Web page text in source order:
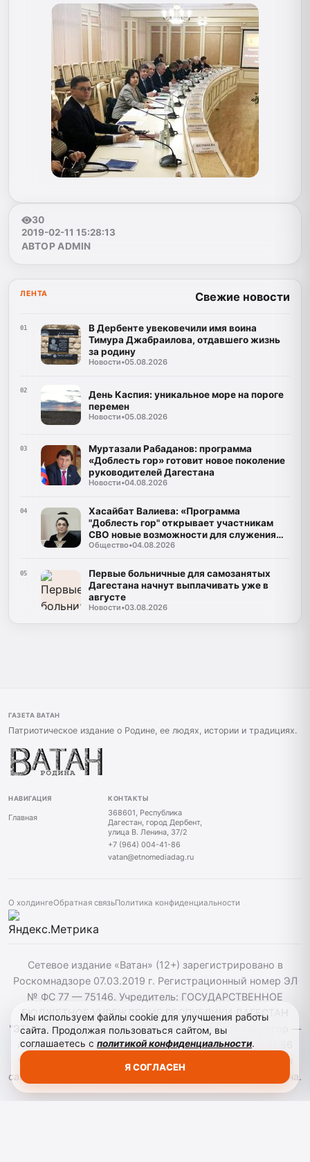
30
2019-02-11 15:28:13
АВТОР ADMIN
ЛЕНТА Свежие новости
01
В Дербенте увековечили имя воина
Тимура Джабраилова, отдавшего жизнь
за родину
Новости•05.08.2026
02
День Каспия: уникальное море на пороге
перемен
Новости•05.08.2026
03
Муртазали Рабаданов: программа
«Доблесть гор» готовит новое поколение
руководителей Дагестана
Новости•04.08.2026
04
Хасайбат Валиева: «Программа
"Доблесть гор" открывает участникам
СВО новые возможности для служения
Дагестану»
Общество•04.08.2026
05
Первые больничные для самозанятых
Дагестана начнут выплачивать уже в
августе
Новости•03.08.2026
ГАЗЕТА ВАТАН
Патриотическое издание о Родине, ее людях, истории и традициях.
НАВИГАЦИЯ
Главная
КОНТАКТЫ
368601, Республика
Дагестан, город Дербент,
улица В. Ленина, 37/2
+7 (964) 004-41-86
vatan@etnomediadag.ru
О холдингеОбратная связьПолитика конфиденциальности
Сетевое издание «Ватан» (12+) зарегистрировано в
Роскомнадзоре 07.03.2019 г. Регистрационный номер ЭЛ
№ ФС 77 — 75146. Учредитель: ГОСУДАРСТВЕННОЕ
БЮДЖЕТНОЕ УЧРЕЖДЕНИЕ РЕСПУБЛИКИ ДАГЕСТАН
"ЭТНОМЕДИАХОЛДИНГ "ДАГЕСТАН". Главный редактор —
Аврумов Моисей Давидович, Телефон: +7964 004 41 86
vatan@etnomediadag.ru При использовании материалов
сайта активная гиперссылка на gazetavatan.ru обязательна.
Мы используем файлы cookie для улучшения работы
сайта. Продолжая пользоваться сайтом, вы
соглашаетесь с политикой конфиденциальности.
Я СОГЛАСЕН